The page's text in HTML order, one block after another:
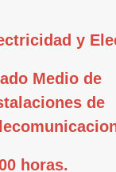
y
Medio de
de
horas.